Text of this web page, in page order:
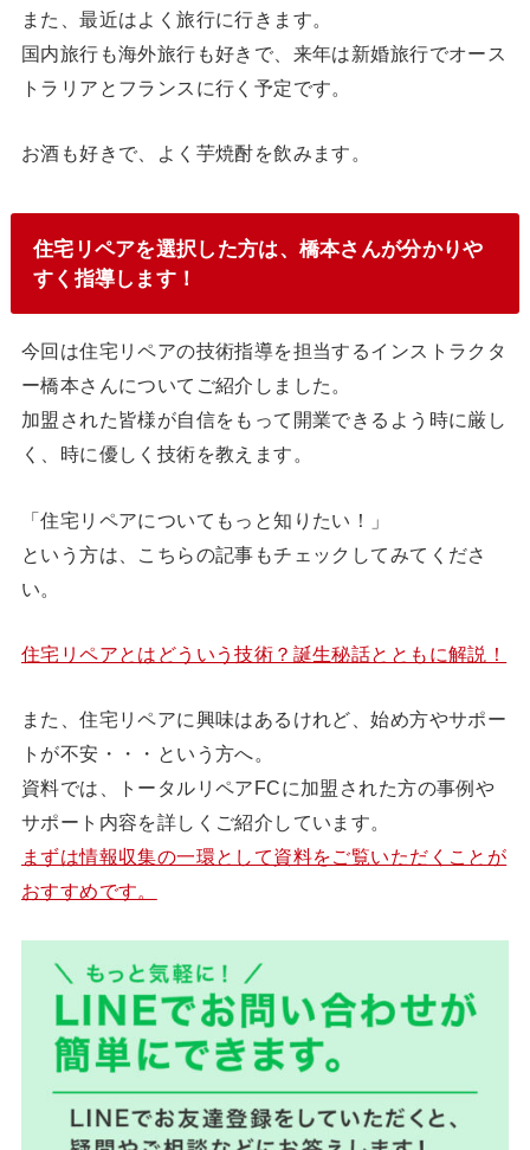
また、最近はよく旅行に行きます。
国内旅行も海外旅行も好きで、来年は新婚旅行でオース
トラリアとフランスに行く予定です。
お酒も好きで、よく芋焼酎を飲みます。
住宅リペアを選択した方は、橋本さんが分かりや
すく指導します！
今回は住宅リペアの技術指導を担当するインストラクタ
ー橋本さんについてご紹介しました。
加盟された皆様が自信をもって開業できるよう時に厳し
く、時に優しく技術を教えます。
「住宅リペアについてもっと知りたい！」
という方は、こちらの記事もチェックしてみてくださ
い。
住宅リペアとはどういう技術？誕生秘話とともに解説！
また、住宅リペアに興味はあるけれど、始め方やサポー
トが不安・・・という方へ。
資料では、トータルリペアFCに加盟された方の事例や
サポート内容を詳しくご紹介しています。
まずは情報収集の一環として資料をご覧いただくことが
おすすめです。